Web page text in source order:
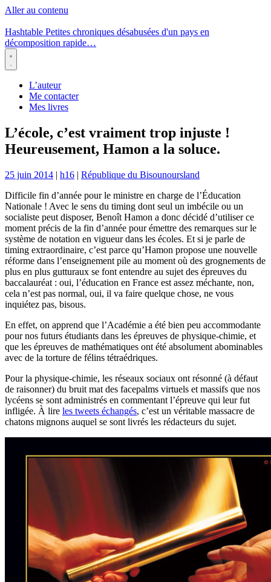
Aller au contenu
Hashtable Petites chroniques désabusées d'un pays en
décomposition rapide…
Menu
L’auteur
Me contacter
Mes livres
L’école, c’est vraiment trop injuste !
Heureusement, Hamon a la soluce.
25 juin 2014 | h16 | République du Bisounoursland
Difficile fin d’année pour le ministre en charge de l’Éducation
Nationale ! Avec le sens du timing dont seul un imbécile ou un
socialiste peut disposer, Benoît Hamon a donc décidé d’utiliser ce
moment précis de la fin d’année pour émettre des remarques sur le
système de notation en vigueur dans les écoles. Et si je parle de
timing extraordinaire, c’est parce qu’Hamon propose une nouvelle
réforme dans l’enseignement pile au moment où des grognements de
plus en plus gutturaux se font entendre au sujet des épreuves du
baccalauréat : oui, l’éducation en France est assez méchante, non,
cela n’est pas normal, oui, il va faire quelque chose, ne vous
inquiétez pas, bisous.
En effet, on apprend que l’Académie a été bien peu accommodante
pour nos futurs étudiants dans les épreuves de physique-chimie, et
que les épreuves de mathématiques ont été absolument abominables
avec de la torture de félins tétraédriques.
Pour la physique-chimie, les réseaux sociaux ont résonné (à défaut
de raisonner) du bruit mat des facepalms virtuels et massifs que nos
lycéens se sont administrés en commentant l’épreuve qui leur fut
infligée. À lire les tweets échangés, c’est un véritable massacre de
chatons mignons auquel se sont livrés les rédacteurs du sujet.